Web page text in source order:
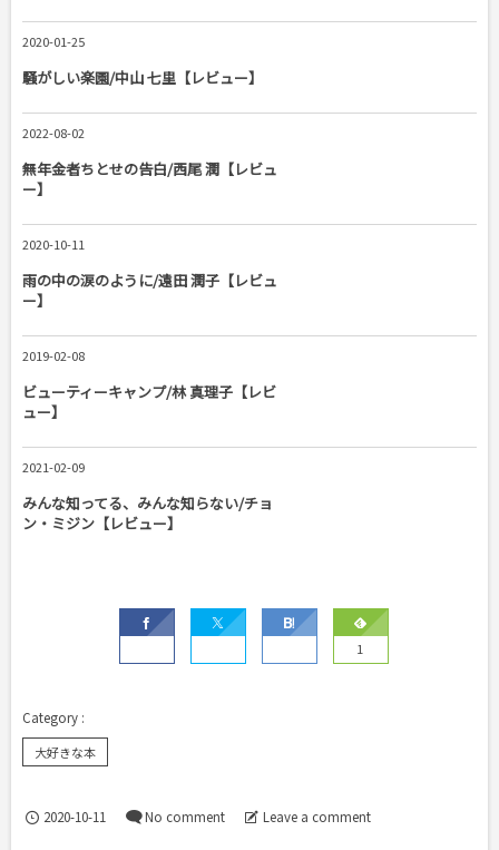
2020-01-25
騒がしい楽園/中山 七里【レビュー】
2022-08-02
無年金者ちとせの告白/西尾 潤【レビュ
ー】
2020-10-11
雨の中の涙のように/遠田 潤子【レビュ
ー】
2019-02-08
ビューティーキャンプ/林 真理子【レビ
ュー】
2021-02-09
みんな知ってる、みんな知らない/チョ
ン・ミジン【レビュー】
1
大好きな本
2020-10-11 No comment Leave a comment